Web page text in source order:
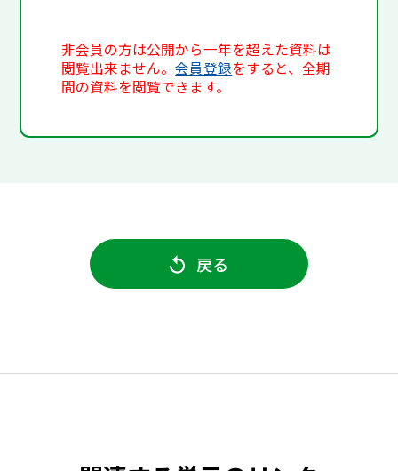
非会員の方は公開から一年を超えた資料は
閲覧出来ません。会員登録をすると、全期
間の資料を閲覧できます。
戻る